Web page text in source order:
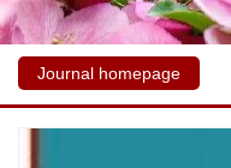
Journal homepage